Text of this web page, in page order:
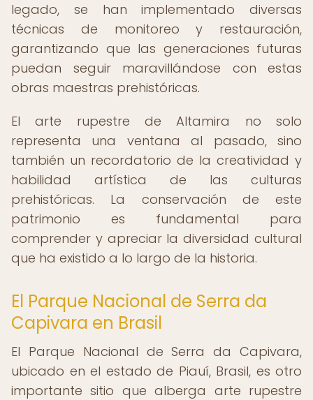
legado, se han implementado diversas
técnicas de monitoreo y restauración,
garantizando que las generaciones futuras
puedan seguir maravillándose con estas
obras maestras prehistóricas.
El arte rupestre de Altamira no solo
representa una ventana al pasado, sino
también un recordatorio de la creatividad y
habilidad artística de las culturas
prehistóricas. La conservación de este
patrimonio es fundamental para
comprender y apreciar la diversidad cultural
que ha existido a lo largo de la historia.
El Parque Nacional de Serra da
Capivara en Brasil
El Parque Nacional de Serra da Capivara,
ubicado en el estado de Piauí, Brasil, es otro
importante sitio que alberga arte rupestre